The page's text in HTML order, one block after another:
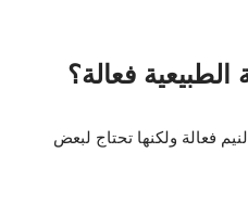
فعالة؟
فعالة ولكنها تحتاج لبعض